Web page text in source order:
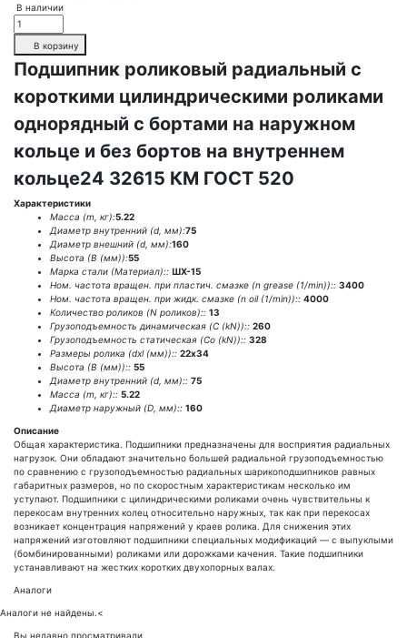
В наличии
В корзину
Подшипник роликовый радиальный с
короткими цилиндрическими роликами
однорядный с бортами на наружном
кольце и без бортов на внутреннем
кольце24 32615 КМ ГОСТ 520
Характеристики
Масса (m, кг):5.22
Диаметр внутренний (d, мм):75
Диаметр внешний (d, мм):160
Высота (В (мм)):55
Марка стали (Материал):: ШХ-15
Ном. частота вращен. при пластич. смазке (n grease (1/min)):: 3400
Ном. частота вращен. при жидк. смазке (n oil (1/min)):: 4000
Количество роликов (N роликов):: 13
Грузоподъемность динамическая (C (kN)):: 260
Грузоподъемность статическая (Co (kN)):: 328
Размеры ролика (dxl (мм)):: 22х34
Высота (В (мм)):: 55
Диаметр внутренний (d, мм):: 75
Масса (m, кг):: 5.22
Диаметр наружный (D, мм):: 160
Описание
Общая характеристика. Подшипники предназначены для восприятия радиальных
нагрузок. Они обладают значительно большей радиальной грузоподъемностью
по сравнению с грузоподъемностью радиальных шарикоподшипников равных
габаритных размеров, но по скоростным характеристикам несколько им
уступают. Подшипники с цилиндрическими роликами очень чувствительны к
перекосам внутренних колец относительно наружных, так как при перекосах
возникает концентрация напряжений у краев ролика. Для снижения этих
напряжений изготовляют подшипники специальных модификаций — с выпуклыми
(бомбинированными) роликами или дорожками качения. Такие подшипники
устанавливают на жестких коротких двухопорных валах.
Аналоги
Аналоги не найдены.<
Вы недавно просматривали